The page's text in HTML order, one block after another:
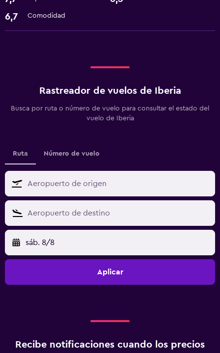
6,7 Comodidad
Rastreador de vuelos de Iberia
Busca por ruta o número de vuelo para consultar el estado del
vuelo de Iberia
Ruta Número de vuelo
sáb. 8/8
Aplicar
Recibe notificaciones cuando los precios